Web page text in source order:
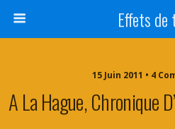
Effets de
15 Juin 2011 • 4
A La Hague, Chronique